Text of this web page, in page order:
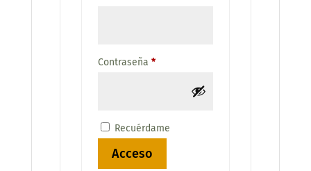
Contraseña *Obligatorio
Recuérdame
Acceso